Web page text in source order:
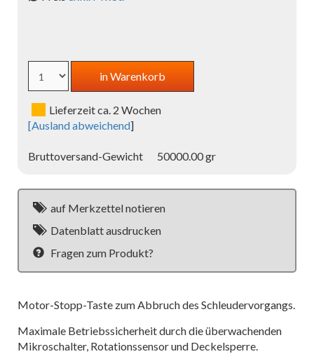
Lieferzeit ca. 2 Wochen
[Ausland abweichend]
Bruttoversand-Gewicht 50000.00 gr
auf Merkzettel notieren
Datenblatt ausdrucken
Fragen zum Produkt?
Motor-Stopp-Taste zum Abbruch des Schleudervorgangs.
Maximale Betriebssicherheit durch die überwachenden
Mikroschalter, Rotationssensor und Deckelsperre.